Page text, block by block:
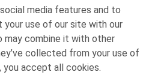
media features and to
your use of our site with our
may combine it with other
collected from your use of
you accept all cookies.